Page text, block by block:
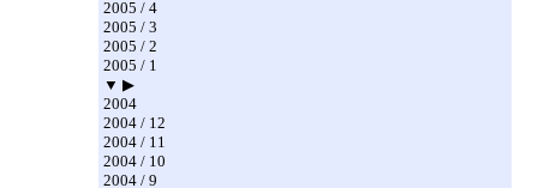
2005 / 4
2005 / 3
2005 / 2
2005 / 1
▼ ▶
2004
2004 / 12
2004 / 11
2004 / 10
2004 / 9